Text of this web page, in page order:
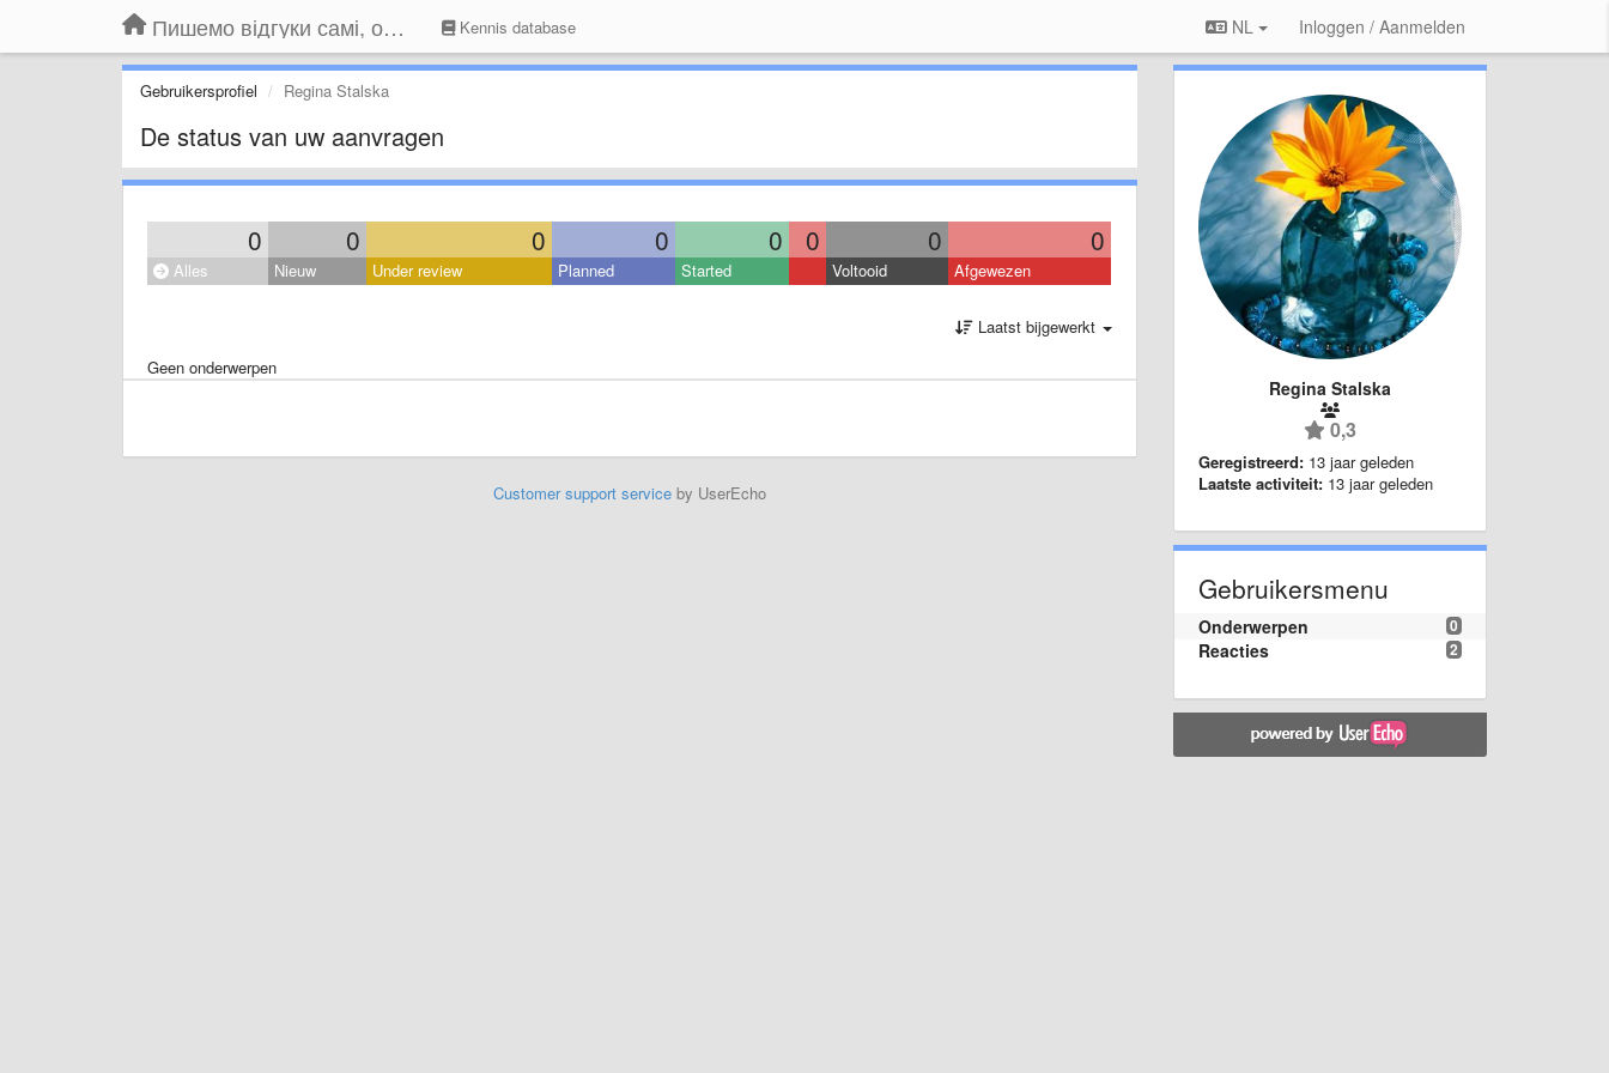
Пишемо відгуки самі, обговорюємо інші ідеї та пропозиції до Громадського Телебачення Kennis database NL Inloggen / Aanmelden
Gebruikersprofiel Regina Stalska
De status van uw aanvragen
0 0 0 0 0 0 0 0
Alles Nieuw Under review Planned Started Voltooid Afgewezen
Laatst bijgewerkt
Geen onderwerpen
Customer support serviceby UserEcho
Regina Stalska
0,3
Geregistreerd: 13 jaar geleden
Laatste activiteit: 13 jaar geleden
Gebruikersmenu
0
Onderwerpen
2
Reacties